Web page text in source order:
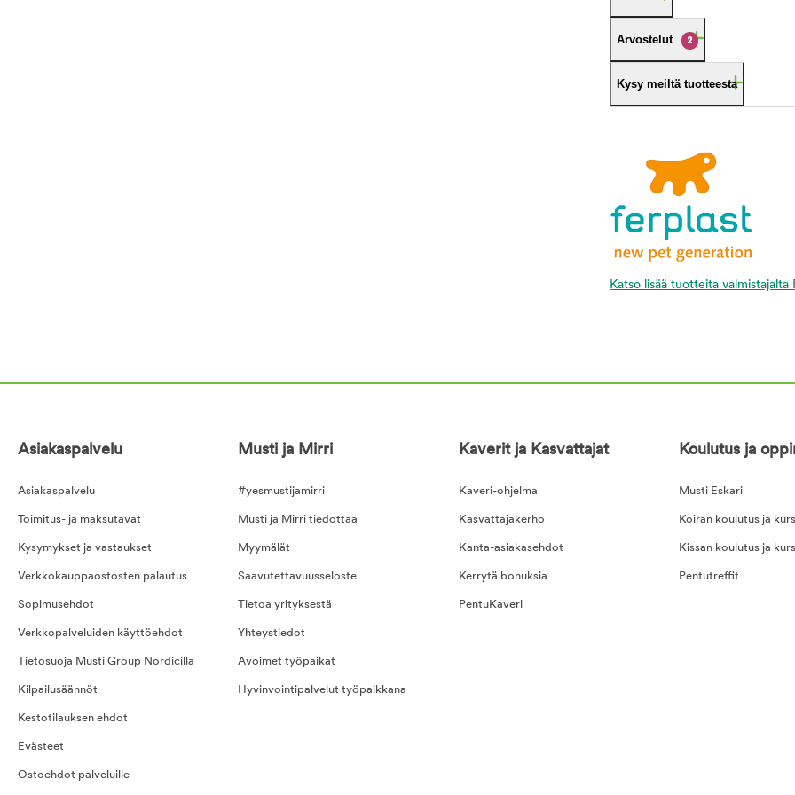
Arvostelut 2
Kysy meiltä tuotteesta
Katso lisää tuotteita valmistajalta
Asiakaspalvelu
Asiakaspalvelu
Toimitus- ja maksutavat
Kysymykset ja vastaukset
Verkkokauppaostosten palautus
Sopimusehdot
Verkkopalveluiden käyttöehdot
Tietosuoja Musti Group Nordicilla
Kilpailusäännöt
Kestotilauksen ehdot
Evästeet
Ostoehdot palveluille
Musti ja Mirri
#yesmustijamirri
Musti ja Mirri tiedottaa
Myymälät
Saavutettavuusseloste
Tietoa yrityksestä
Yhteystiedot
Avoimet työpaikat
Hyvinvointipalvelut työpaikkana
Kaverit ja Kasvattajat
Kaveri-ohjelma
Kasvattajakerho
Kanta-asiakasehdot
Kerrytä bonuksia
PentuKaveri
Koulutus ja
Musti Eskari
Koiran koulutus ja
Kissan koulutus ja
Pentutreffit